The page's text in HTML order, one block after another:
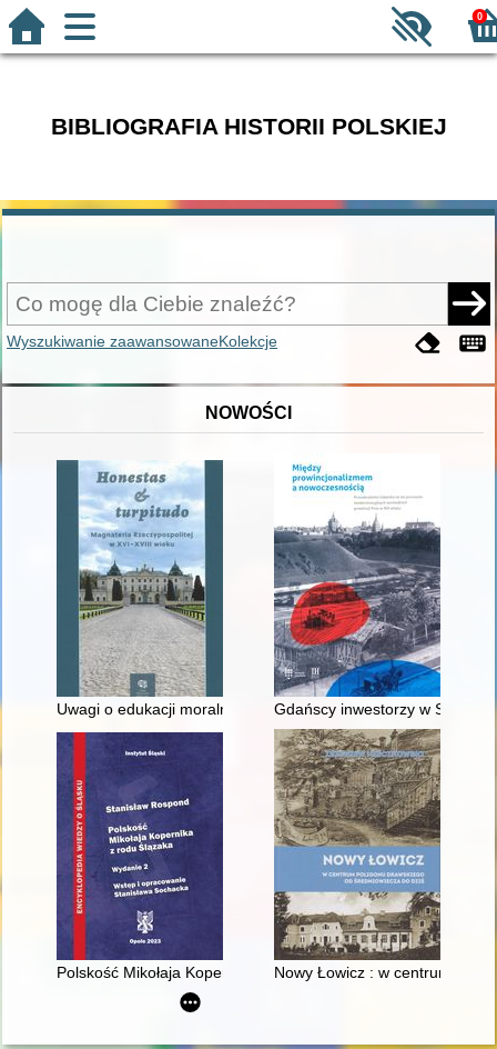
0
BIBLIOGRAFIA HISTORII POLSKIEJ
Wyszukiwanie zaawansowaneKolekcje
NOWOŚCI
Uwagi o edukacji moralnej synów szlacheckich w XVI-
Gdańscy inwestorzy w
Polskość Mikołaja Kopernika z rodu ŚlązakaNowy Łowicz : w centrum